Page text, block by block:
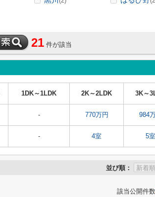
21 件が該当
1DK～1LDK 2K～2LDK 3K～
- 770万円 984
- 4室 5室
並び順：
該当公開件数